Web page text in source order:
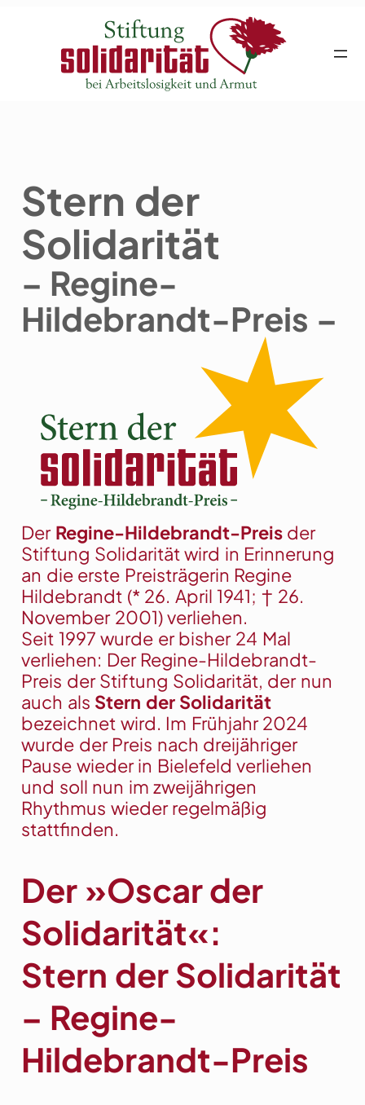
Stern der
Solidarität
– Regine-
Hildebrandt-Preis –
Der Regine-Hildebrandt-Preisder
Stiftung Solidarität wird in Erinnerung
an die erste Preisträgerin Regine
Hildebrandt (* 26. April 1941; † 26.
November 2001) verliehen.
Seit 1997 wurde er bisher 24 Mal
verliehen: Der Regine-Hildebrandt-
Preis der Stiftung Solidarität, der nun
auch als Stern der Solidarität
bezeichnet wird. Im Frühjahr 2024
wurde der Preis nach dreijähriger
Pause wieder in Bielefeld verliehen
und soll nun im zweijährigen
Rhythmus wieder regelmäßig
stattfinden.
Der »Oscar der
Solidarität«:
Stern der Solidarität
– Regine-
Hildebrandt-Preis